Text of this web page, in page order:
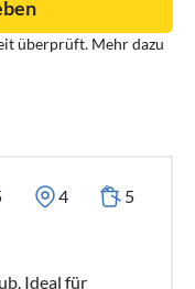
überprüft. Mehr dazu
4 5
Ideal für